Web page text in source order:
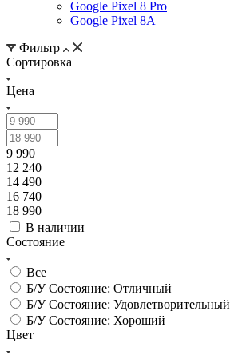
Google Pixel 8 Pro
Google Pixel 8A
Фильтр
Сортировка
Цена
9 990
12 240
14 490
16 740
18 990
В наличии
Состояние
Все
Б/У Состояние: Отличный
Б/У Состояние: Удовлетворительный
Б/У Состояние: Хороший
Цвет